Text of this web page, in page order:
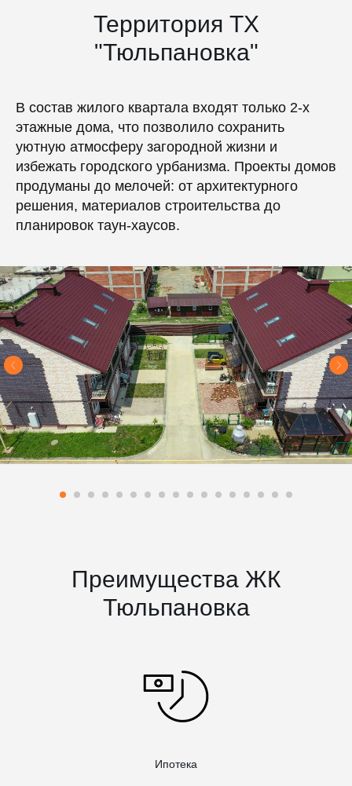
Территория ТХ
"Тюльпановка"
В состав жилого квартала входят только 2-х
этажные дома, что позволило сохранить
уютную атмосферу загородной жизни и
избежать городского урбанизма. Проекты домов
продуманы до мелочей: от архитектурного
решения, материалов строительства до
планировок таун-хаусов.
Преимущества ЖК
Тюльпановка
Ипотека